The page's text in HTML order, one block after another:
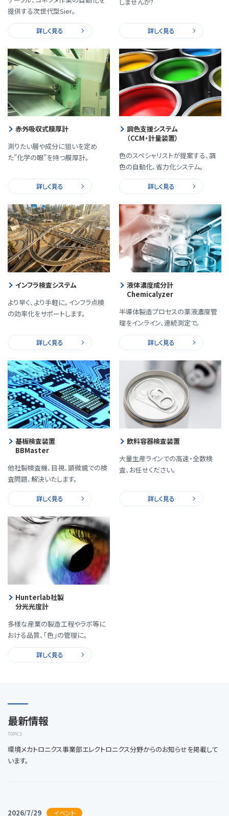
提供する次世代型Sier。
詳しく見る 詳しく見る
赤外吸収式膜厚計
測りたい層や成分に狙いを定め
た”化学の眼”を持つ膜厚計。
詳しく見る
調色支援システム
（CCM・計量装置）
色のスペシャリストが提案する、調
色の自動化、省力化システム。
詳しく見る
インフラ検査システム
より早く、より手軽に。インフラ点検
の効率化をサポートします。
詳しく見る
液体濃度成分計
Chemicalyzer
半導体製造プロセスの薬液濃度管
理をインライン、連続測定で。
詳しく見る
基板検査装置
BBMaster
他社製検査機、目視、顕微鏡での検
査問題、解決いたします。
詳しく見る
飲料容器検査装置
大量生産ラインでの高速・全数検
査、お任せください。
詳しく見る
Hunterlab社製
分光光度計
多様な産業の製造工程やラボ等に
おける品質、｢色｣の管理に。
詳しく見る
最新情報
TOPICS
環境メカトロニクス事業部エレクトロニクス分野からのお知らせを掲載して
います。
2026/7/29 イベント